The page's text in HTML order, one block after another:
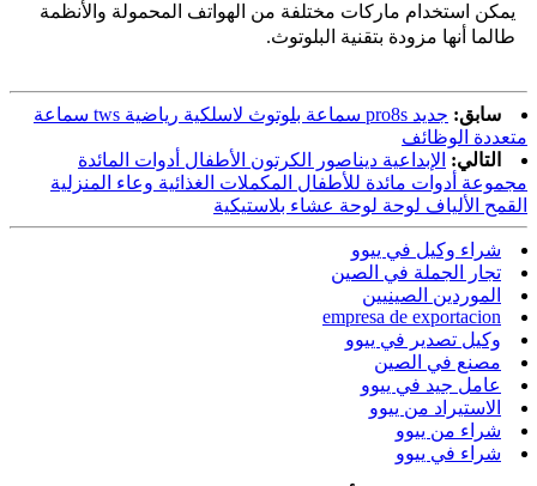
يمكن استخدام ماركات مختلفة من الهواتف المحمولة والأنظمة
طالما أنها مزودة بتقنية البلوتوث.
سابق:
جديد pro8s سماعة بلوتوث لاسلكية رياضية tws سماعة
متعددة الوظائف
التالي: الإبداعية ديناصور الكرتون الأطفال أدوات المائدة
مجموعة أدوات مائدة للأطفال المكملات الغذائية وعاء المنزلية
القمح الألياف لوحة لوحة عشاء بلاستيكية
شراء وكيل في ييوو
تجار الجملة في الصين
الموردين الصينيين
empresa de exportacion
وكيل تصدير في ييوو
مصنع في الصين
عامل جيد في ييوو
الاستيراد من ييوو
شراء من ييوو
شراء في ييوو